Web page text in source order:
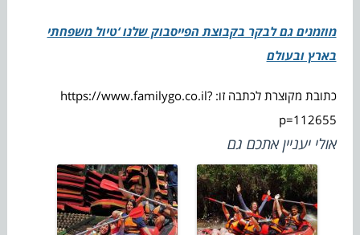
מוזמנים גם לבקר בקבוצת הפייסבוק שלנו ‘טיול משפחתי
בארץ ובעולם
כתובת מקוצרת לכתבה זו: https://www.familygo.co.il?
p=112655
אולי יעניין אתכם גם